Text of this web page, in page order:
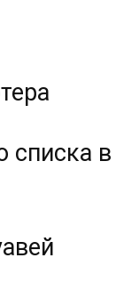
списка в